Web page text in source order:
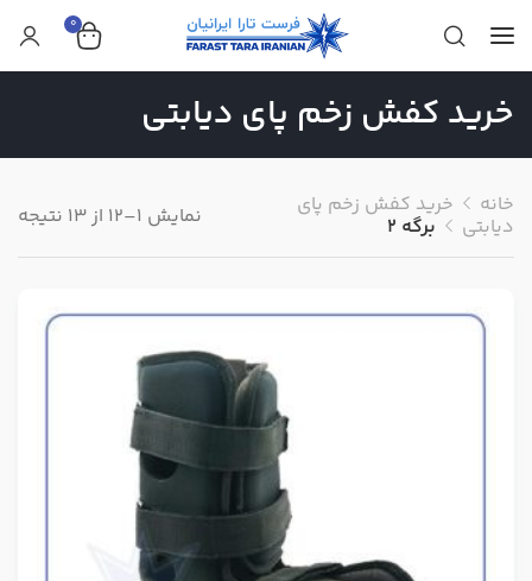
0
خرید کفش‌ زخم پای دیابتی
خانه خرید کفش‌ زخم پای
دیابتی برگه 2 نمایش 1–12 از 13 نتیجه